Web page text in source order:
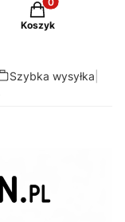
Produkty w
Koszyk
Szybka wysyłka